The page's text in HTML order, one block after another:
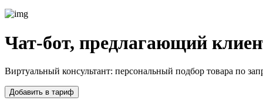
Чат-бот, предлагающий
Виртуальный консультант: персональный подбор товара по
Добавить в тариф